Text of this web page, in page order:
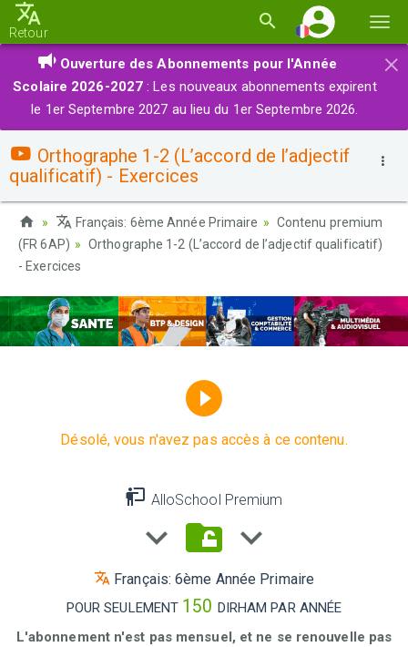
la
Retour
×
Ouverture des Abonnements pour l'Année
Scolaire 2026-2027 : Les nouveaux abonnements expirent
le 1er Septembre 2027 au lieu du 1er Septembre 2026.
Orthographe 1-2 (L’accord de l’adjectif
qualificatif) - Exercices
Français: 6ème Année Primaire
Contenu premium
(FR 6AP)
Orthographe 1-2 (L’accord de l’adjectif qualificatif)
- Exercices
Désolé, vous n'avez pas accès à ce contenu.
AlloSchool Premium
Français: 6ème Année Primaire
POUR SEULEMENT 150 DIRHAM PAR ANNÉE
L'abonnement n'est pas mensuel, et ne se renouvelle pas